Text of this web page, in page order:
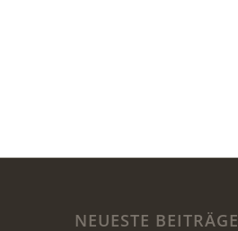
NEUESTE BEITRÄGE